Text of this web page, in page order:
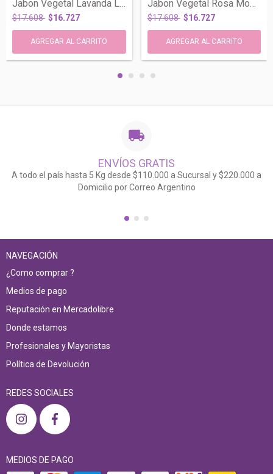
$17.608 $16.727 $17.608 $16.727
ENVÍOS GRATIS
A todo el país hasta 5 Kg desde $110.000 a Sucursal y $220.000 a
Domicilio por Correo Argentino
NAVEGACIÓN
¿Como comprar ?
Medios de pago
Reputación en Mercadolibre
Donde estamos
Profesionales y Mayoristas
Política de Devolución
REDES SOCIALES
MEDIOS DE PAGO